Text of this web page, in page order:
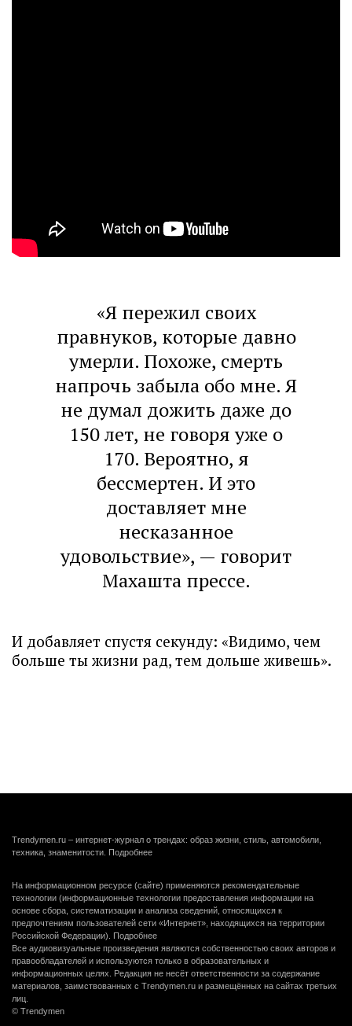
«Я пережил своих
правнуков, которые давно
умерли. Похоже, смерть
напрочь забыла обо мне. Я
не думал дожить даже до
150 лет, не говоря уже о
170. Вероятно, я
бессмертен. И это
доставляет мне
несказанное
удовольствие», — говорит
Махашта прессе.
И добавляет спустя секунду: «Видимо, чем
больше ты жизни рад, тем дольше живешь».
Trendymen.ru – интернет-журнал о трендах: образ жизни, стиль, автомобили,
техника, знаменитости. Подробнее
На информационном ресурсе (сайте) применяются рекомендательные
технологии (информационные технологии предоставления информации на
основе сбора, систематизации и анализа сведений, относящихся к
предпочтениям пользователей сети «Интернет», находящихся на территории
Российской Федерации). Подробнее
Все аудиовизуальные произведения являются собственностью своих авторов и
правообладателей и используются только в образовательных и
информационных целях. Редакция не несёт ответственности за содержание
материалов, заимствованных с Trendymen.ru и размещённых на сайтах третьих
лиц.
© Trendymen